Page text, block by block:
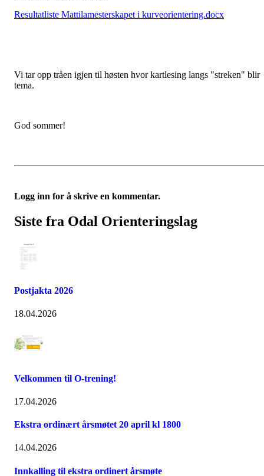
Resultatliste Mattilamesterskapet i kurveorientering.docx
Vi tar opp tråen igjen til høsten hvor kartlesing langs "streken" blir
tema.
God sommer!
Logg inn for å skrive en kommentar.
Siste fra Odal Orienteringslag
Postjakta 2026
18.04.2026
Velkommen til O-trening!
17.04.2026
Ekstra ordinært årsmøtet 20 april kl 1800
14.04.2026
Innkalling til ekstra ordinert årsmøte